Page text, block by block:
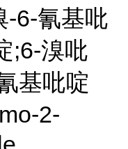
-6-氰基吡
;6-溴吡
基吡啶
2-